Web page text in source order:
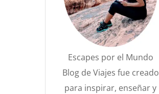
Escapes por el Mundo
Blog de Viajes fue creado
para inspirar, enseñar y